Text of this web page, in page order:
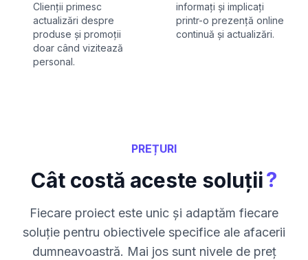
Clienții primesc
actualizări despre
produse și promoții
doar când vizitează
personal.
informați și implicați
printr-o prezență online
continuă și actualizări.
PREȚURI
Cât costă aceste soluții?
Fiecare proiect este unic și adaptăm fiecare
soluție pentru obiectivele specifice ale afacerii
dumneavoastră. Mai jos sunt nivele de preț